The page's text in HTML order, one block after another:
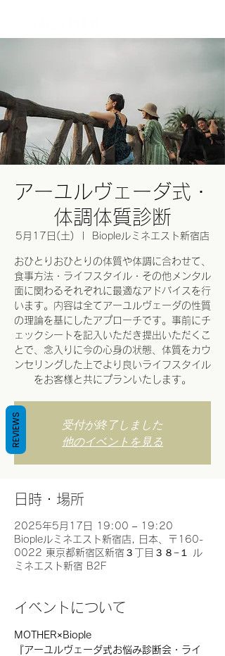
アーユルヴェーダ式・
体調体質診断
5月17日(土) Biopleルミネエスト新宿店
おひとりおひとりの体質や体調に合わせて、
食事方法・ライフスタイル・その他メンタル
面に関わるそれぞれに最適なアドバイスを行
います。内容は全てアーユルヴェーダの性質
の理論を基にしたアプローチです。事前にチ
ェックシートを記入いただき提出いただくこ
とで、念入りに今の心身の状態、体質をカウ
ンセリングした上でより良いライフスタイル
をお客様と共にプランいたします。
受付が終了しました
他のイベントを見る
日時・場所
2025年5月17日 19:00 – 19:20
Biopleルミネエスト新宿店, 日本、〒160-
0022 東京都新宿区新宿３丁目３８−１ ル
ミネエスト新宿 B2F
イベントについて
MOTHER×Biople
『アーユルヴェーダ式お悩み診断会・ライ
REVIEWS